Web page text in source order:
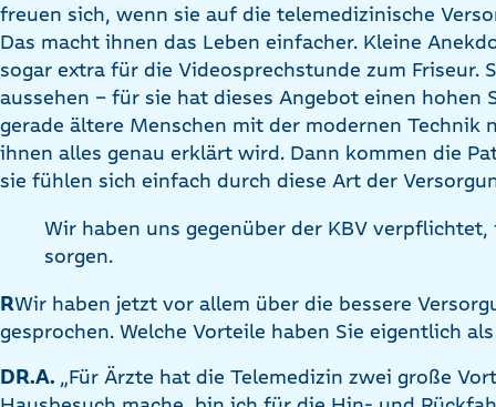
freuen sich, wenn sie auf die telemedizinische
Das macht ihnen das Leben einfacher. Kleine
sogar extra für die Videosprechstunde zum Friseur.
aussehen – für sie hat dieses Angebot einen hohen
gerade ältere Menschen mit der modernen Technik
ihnen alles genau erklärt wird. Dann kommen die
sie fühlen sich einfach durch diese Art der
Wir haben uns gegenüber der KBV
sorgen.
RWir haben jetzt vor allem über die bessere
gesprochen. Welche Vorteile haben Sie eigentlich
DR.A. „Für Ärzte hat die Telemedizin zwei große